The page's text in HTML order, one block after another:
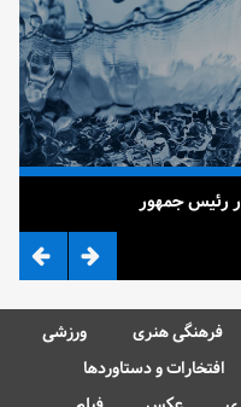
فرهنگی هنری
ورزشی
افتخارات و دستاوردها